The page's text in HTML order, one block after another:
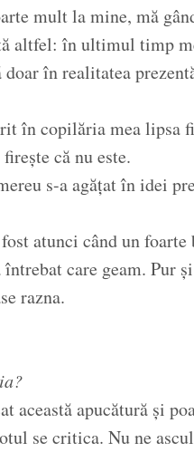
mult la mine, mă
altfel: în ultimul timp
în realitatea
în copilăria mea lipsa
că nu este.
s-a agățat în idei
atunci când un foarte
care geam. Pur
razna.
apucătură și
se critica. Nu ne